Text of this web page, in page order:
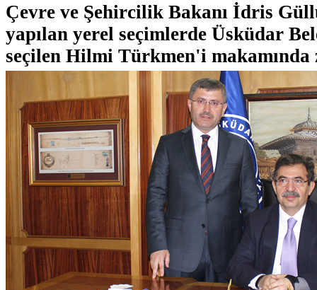
Çevre ve Şehircilik Bakanı İdris
yapılan yerel seçimlerde Üsküdar
seçilen Hilmi Türkmen'i